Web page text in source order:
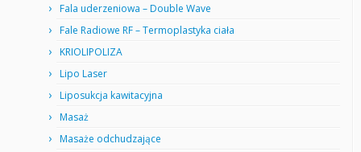
Fala uderzeniowa – Double Wave
Fale Radiowe RF – Termoplastyka ciała
KRIOLIPOLIZA
Lipo Laser
Liposukcja kawitacyjna
Masaż
Masaże odchudzające